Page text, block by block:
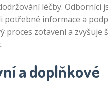
léčby. Odborníci
potřebné informace a
proces zotavení a zvyšuje
a doplňkové